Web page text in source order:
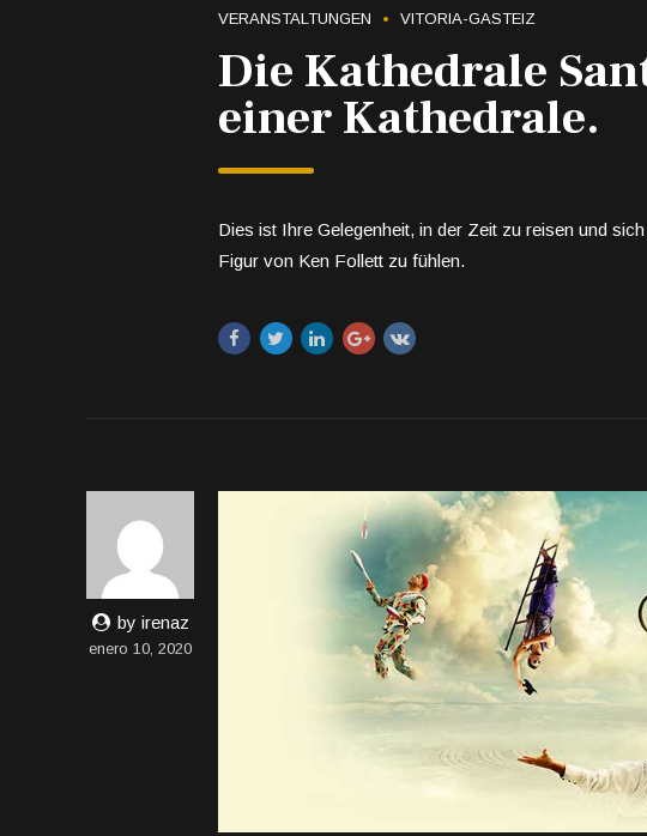
VERANSTALTUNGEN VITORIA-GASTEIZ
Die Kathedrale
einer Kathedrale.
Dies ist Ihre Gelegenheit, in der Zeit zu reisen und
Figur von Ken Follett zu fühlen.
by irenaz
enero 10, 2020